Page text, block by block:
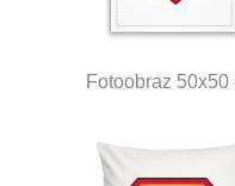
Fotoobraz 50x50